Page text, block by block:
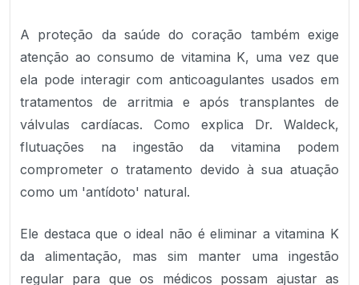
A proteção da saúde do coração também exige
atenção ao consumo de vitamina K, uma vez que
ela pode interagir com anticoagulantes usados em
tratamentos de arritmia e após transplantes de
válvulas cardíacas. Como explica Dr. Waldeck,
flutuações na ingestão da vitamina podem
comprometer o tratamento devido à sua atuação
como um 'antídoto' natural.
Ele destaca que o ideal não é eliminar a vitamina K
da alimentação, mas sim manter uma ingestão
regular para que os médicos possam ajustar as